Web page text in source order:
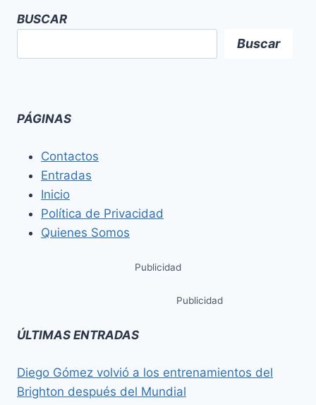
BUSCAR
Buscar
PÁGINAS
Contactos
Entradas
Inicio
Política de Privacidad
Quienes Somos
Publicidad
Publicidad
ÚLTIMAS ENTRADAS
Diego Gómez volvió a los entrenamientos del
Brighton después del Mundial